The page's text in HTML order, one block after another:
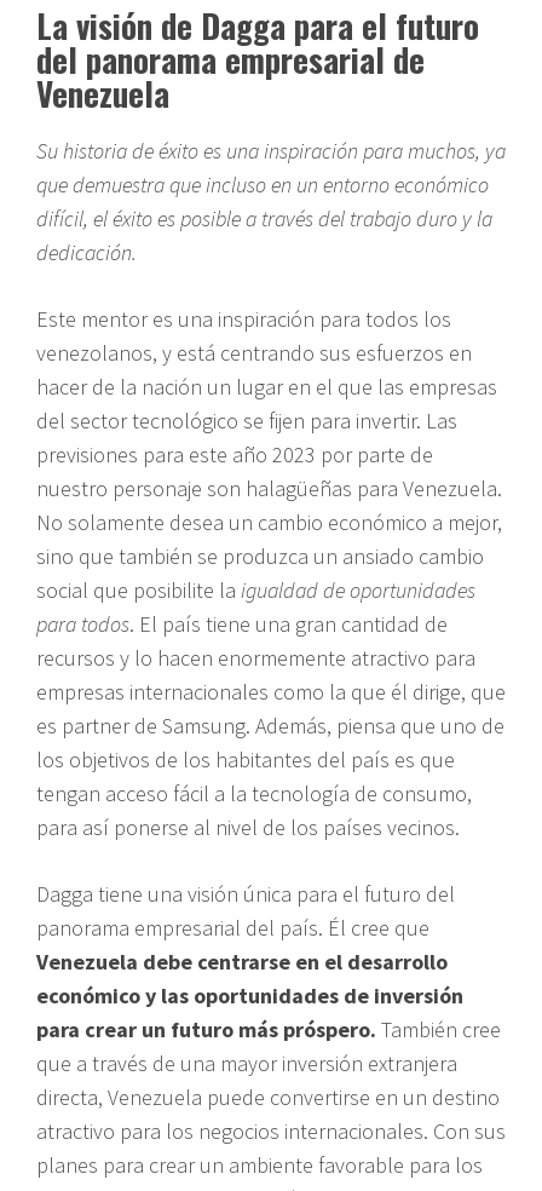
La visión de Dagga para el futuro
del panorama empresarial de
Venezuela
Su historia de éxito es una inspiración para muchos, ya
que demuestra que incluso en un entorno económico
difícil, el éxito es posible a través del trabajo duro y la
dedicación.
Este mentor es una inspiración para todos los
venezolanos, y está centrando sus esfuerzos en
hacer de la nación un lugar en el que las empresas
del sector tecnológico se fijen para invertir. Las
previsiones para este año 2023 por parte de
nuestro personaje son halagüeñas para Venezuela.
No solamente desea un cambio económico a mejor,
sino que también se produzca un ansiado cambio
social que posibilite la igualdad de oportunidades
para todos. El país tiene una gran cantidad de
recursos y lo hacen enormemente atractivo para
empresas internacionales como la que él dirige, que
es partner de Samsung. Además, piensa que uno de
los objetivos de los habitantes del país es que
tengan acceso fácil a la tecnología de consumo,
para así ponerse al nivel de los países vecinos.
Dagga tiene una visión única para el futuro del
panorama empresarial del país. Él cree que
Venezuela debe centrarse en el desarrollo
económico y las oportunidades de inversión
para crear un futuro más próspero. También cree
que a través de una mayor inversión extranjera
directa, Venezuela puede convertirse en un destino
atractivo para los negocios internacionales. Con sus
planes para crear un ambiente favorable para los